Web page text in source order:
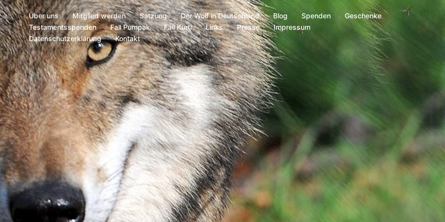
Über uns Mitglied werden Satzung Der Wolf in Deutschland Blog Spenden
Geschenke
Testamentsspenden
Fall Pumpak Fall Kurti Links Presse
Impressum
Datenschutzerklärung
Kontakt